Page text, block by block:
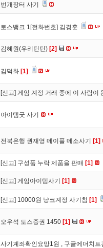
번개장터 사기
토스뱅크 1[전화번호] 김경훈
김혜원(우리틴틴) [2]
김덕화 [1]
[신고] 게임 계정 거래 중에 이 사람이
아이템굿 사기
전북은행 권재영 메이플 메소사기 [1]
[신고] 구성품 누락 제품을 판매 [1]
[신고] 게임아이템사기 [1]
[신고] 10000원 냥코계정 사기침 [1]
오우석 토스증권 1450 [1]
사기계좌확인요망1원 , 구글에더치트